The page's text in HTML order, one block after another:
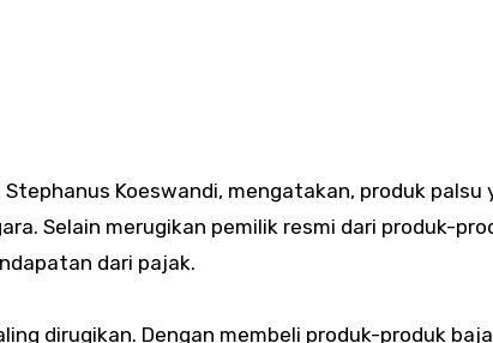
Koeswandi, mengatakan, produk
Selain merugikan pemilik resmi dari produk-
dari pajak.
dirugikan. Dengan membeli produk-produk